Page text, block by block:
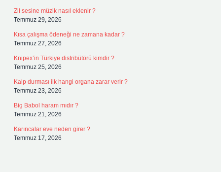
Zil sesine müzik nasıl eklenir ?
Temmuz 29, 2026
Kısa çalışma ödeneği ne zamana kadar ?
Temmuz 27, 2026
Knipex’in Türkiye distribütörü kimdir ?
Temmuz 25, 2026
Kalp durması ilk hangi organa zarar verir ?
Temmuz 23, 2026
Big Babol haram mıdır ?
Temmuz 21, 2026
Karıncalar eve neden girer ?
Temmuz 17, 2026